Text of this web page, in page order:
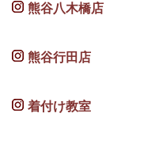
熊谷八木橋店
熊谷行田店
着付け教室